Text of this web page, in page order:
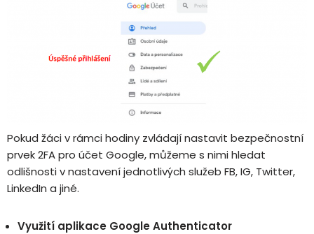
Pokud žáci v rámci hodiny zvládají nastavit bezpečnostní
prvek 2FA pro účet Google, můžeme s nimi hledat
odlišnosti v nastavení jednotlivých služeb FB, IG, Twitter,
LinkedIn a jiné.
Využití aplikace Google Authenticator